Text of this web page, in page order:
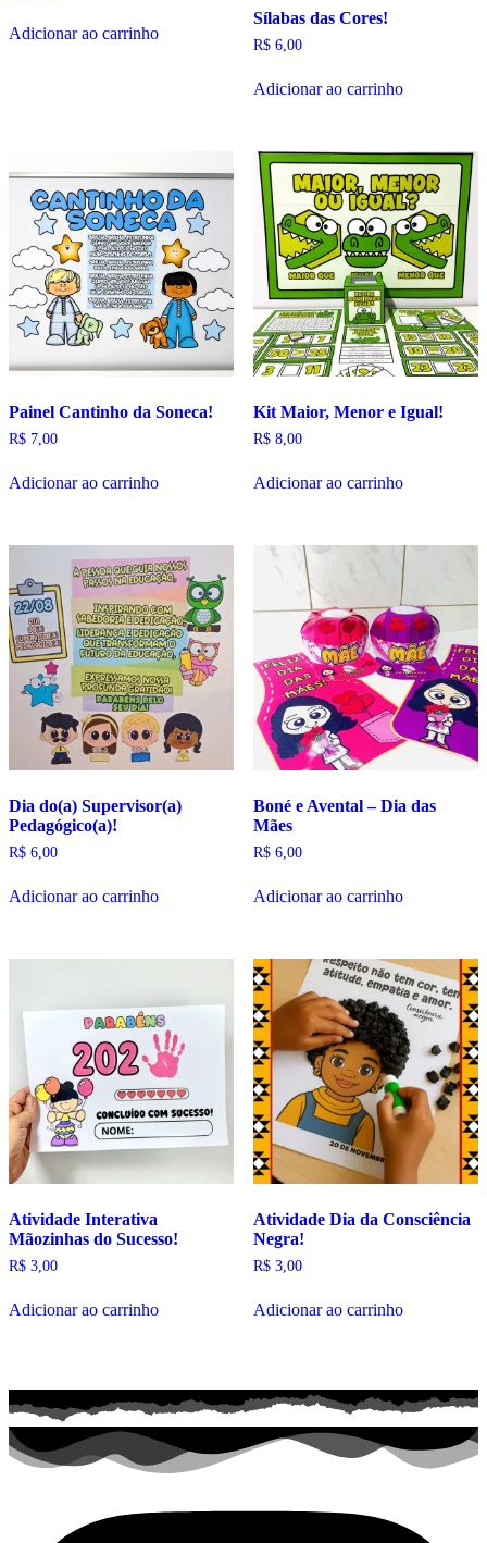
Adicionar ao carrinho
Sílabas das Cores!
R$6,00
Adicionar ao carrinho
Painel Cantinho da Soneca!
R$ 7,00
Adicionar ao carrinho
Kit Maior, Menor e Igual!
R$8,00
Adicionar ao carrinho
Dia do(a) Supervisor(a)
Pedagógico(a)!
R$ 6,00
Adicionar ao carrinho
Boné e Avental – Dia das
Mães
R$6,00
Adicionar ao carrinho
Atividade Interativa
Mãozinhas do Sucesso!
R$ 3,00
Adicionar ao carrinho
Atividade Dia da Consciência
Negra!
R$3,00
Adicionar ao carrinho